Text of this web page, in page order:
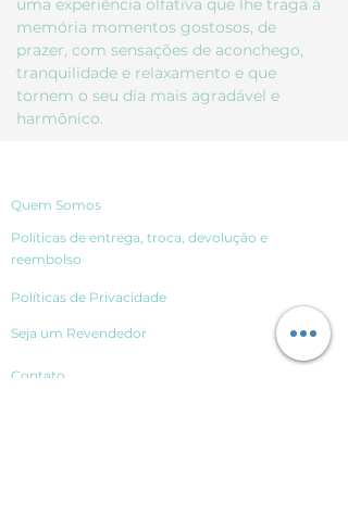
uma experiência olfativa que lhe traga à
memória momentos gostosos, de
prazer, com sensações de aconchego,
tranquilidade e relaxamento e que
tornem o seu dia mais agradável e
harmônico.
Quem Somos
Políticas de entrega, troca, devolução e
reembolso
Políticas de Privacidade
Seja um Revendedor
Contato